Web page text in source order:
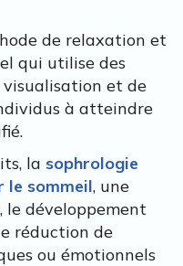
de relaxation et
qui utilise des
visualisation et de
à atteindre
la sophrologie
le sommeil, une
, le développement
réduction de
ou émotionnels